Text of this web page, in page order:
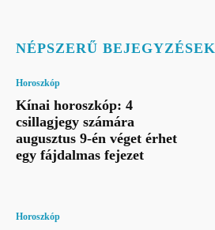
NÉPSZERŰ BEJEGYZÉSEK
Horoszkóp
Kínai horoszkóp: 4
csillagjegy számára
augusztus 9-én véget érhet
egy fájdalmas fejezet
Horoszkóp